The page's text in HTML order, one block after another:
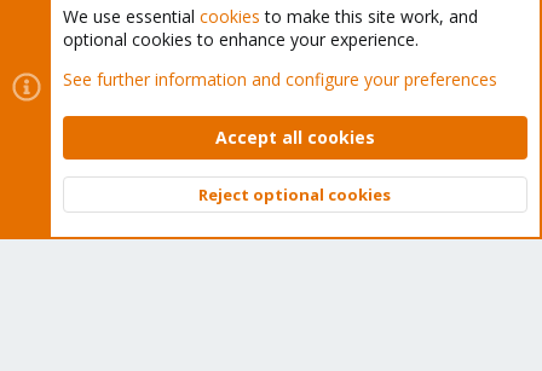
Cookies
Proxmox Support Forum - Light Mode
Contact us
Terms and rules Privacy policy Help Home
Community platform by XenForo © 2010-2026 XenForo Ltd.
Top
We use essential cookies to make this site work, and
optional cookies to enhance your experience.
See further information and configure your preferences
Accept all cookies
Reject optional cookies